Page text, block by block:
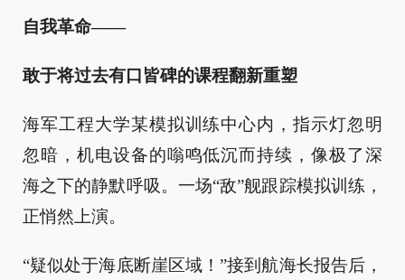
自我革命——
敢于将过去有口皆碑的课程翻新重塑
海军工程大学某模拟训练中心内，指示灯忽明
忽暗，机电设备的嗡鸣低沉而持续，像极了深
海之下的静默呼吸。一场“敌”舰跟踪模拟训练，
正悄然上演。
“疑似处于海底断崖区域！”接到航海长报告后，